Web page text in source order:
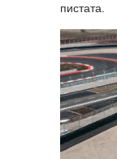
пистата.